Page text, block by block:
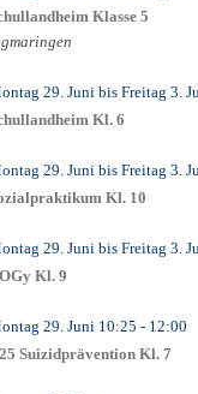
Klasse 5
29. Junibis Freitag 3.
Kl. 6
29. Junibis Freitag 3.
Kl. 10
29. Junibis Freitag 3.
Kl. 9
29. Juni10:25 - 12:00
Suizidprävention Kl. 7